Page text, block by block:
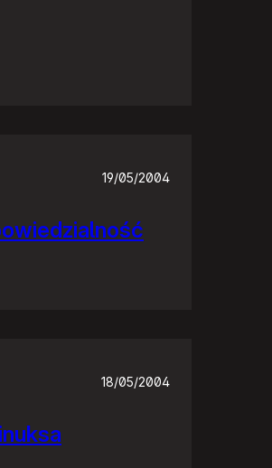
19/05/2004
18/05/2004